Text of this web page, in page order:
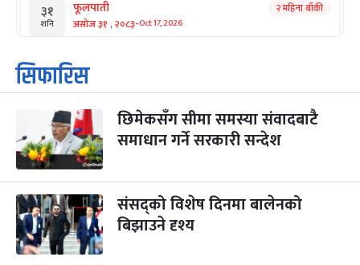
३१
शनि
फूलपाती
असोज ३१ , २०८३-Oct 17, 2026
२ महिना बाँकी
१
आइत
कार्तिक सङ्क्रान्ति
कार्तिक १, २०८३
३
मंगल
महानवमी
कार्तिक ३, २०८३-Oct 20, 2026
२ महिना बाँकी
४
बुध कार्तिक ४, २०८३ Oct 21, 2026
५
बिहि
पापा‌ङ्कुशा एकादशी व्रत
कार्तिक ५, २०८३
सिफारिस
छिमेकसँग सीमा समस्या संवादबाटै
समाधान गर्ने सरकारी सन्देश
संसद्को विशेष दिनमा बालेनको
बिझाउने दृश्य